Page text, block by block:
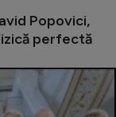
Popovici,
perfectă